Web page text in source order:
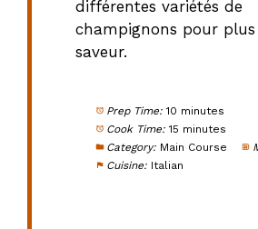
différentes variétés de
champignons pour plus
saveur.
Prep Time: 10 minutes
Cook Time: 15 minutes
Category: Main Course
Cuisine: Italian